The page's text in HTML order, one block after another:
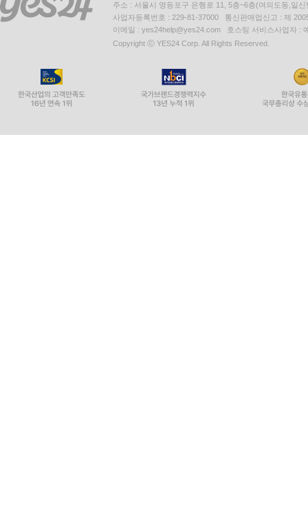
주소 : 서울시 영등포구 은행로 11, 5층~6층(여의도동,일신
사업자등록번호 : 229-81-37000 통신판매업신고 : 제
이메일 : yes24help@yes24.com 호스팅 서비스사업자 :
Copyright ⓒ YES24 Corp. All Rights Reserved.